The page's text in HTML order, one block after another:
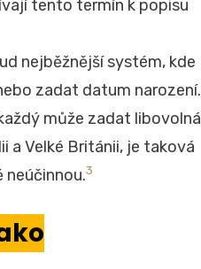
tento termín k popisu
nejběžnější systém, kde
zadat datum narození.
může zadat libovolná
a Velké Británii, je taková
3